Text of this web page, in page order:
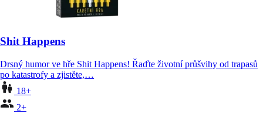
Shit Happens
Drsný humor ve hře Shit Happens! Řaďte životní průšvihy od trapasů
po katastrofy a zjistěte,…
18+
2+